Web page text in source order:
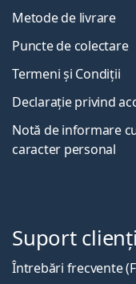
Metode de livrare
Puncte de colectare
Termeni și Condiții
Declarație privind
Notă de informare
caracter personal
Suport clienți
Întrebări frecvente